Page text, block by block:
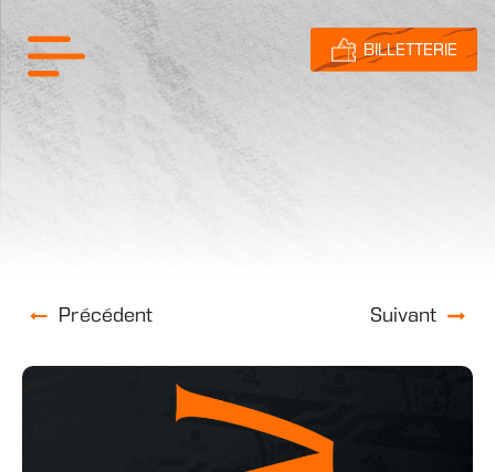
Précédent Suivant
BILLETTERIE